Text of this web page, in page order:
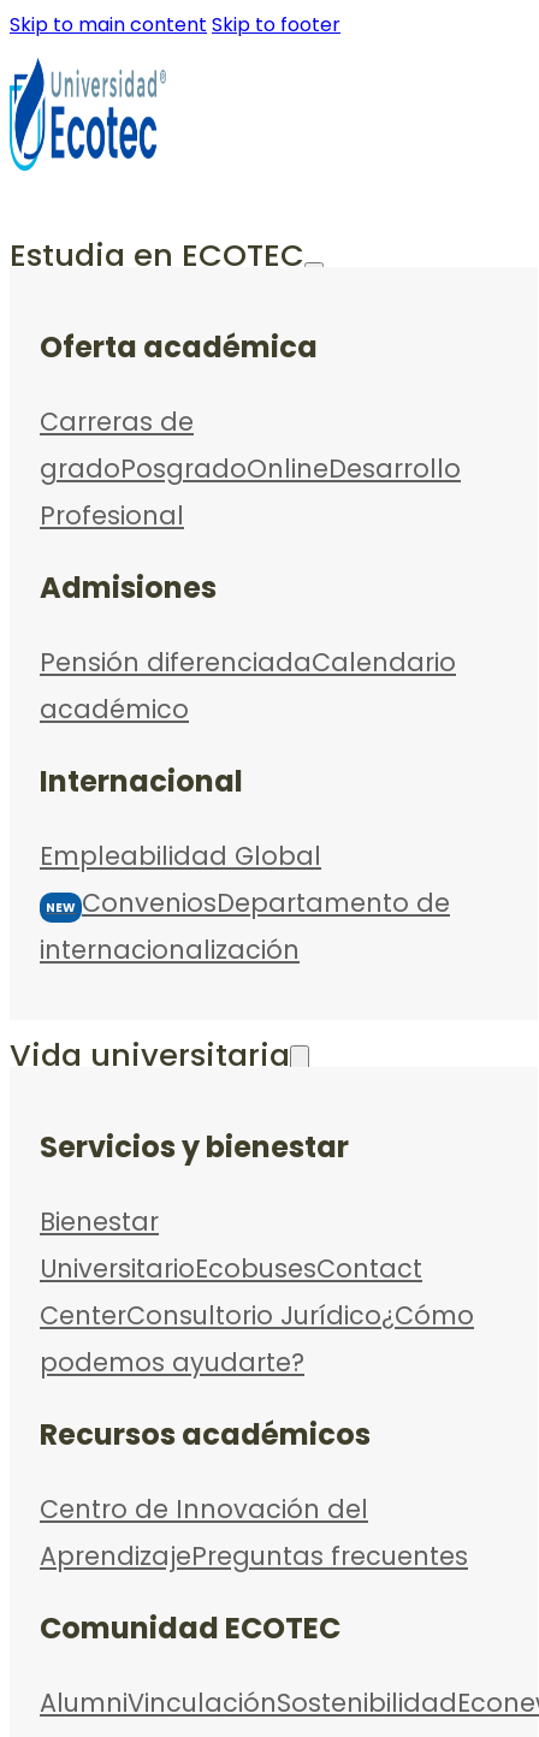
Skip to main content Skip to footer
Estudia en ECOTEC
Oferta académica
Carreras de
gradoPosgradoOnlineDesarrollo
Profesional
Admisiones
Pensión diferenciadaCalendario
académico
Internacional
Empleabilidad Global
NEW ConveniosDepartamento de
internacionalización
Vida universitaria
Servicios y bienestar
Bienestar
UniversitarioEcobusesContact
CenterConsultorio Jurídico¿Cómo
podemos ayudarte?
Recursos académicos
Centro de Innovación del
AprendizajePreguntas frecuentes
Comunidad ECOTEC
AlumniVinculaciónSostenibilidad